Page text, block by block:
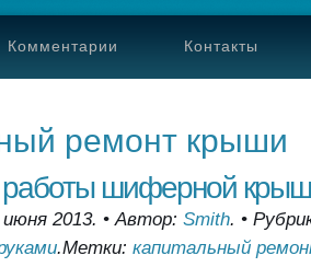
Комментарии Контакты
ремонт крыши
шиферной
2013. •Автор: Smith. •
.Метки: капитальный